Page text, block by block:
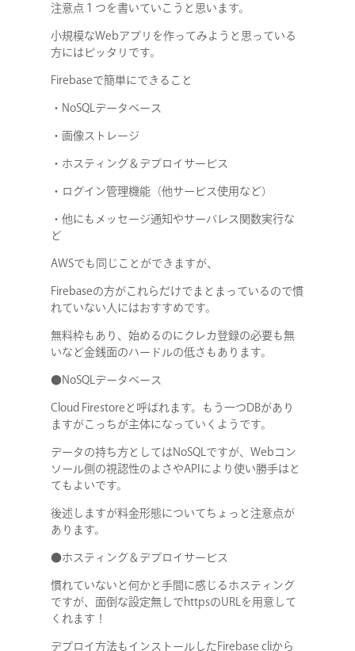
注意点１つを書いていこうと思います。
小規模なWebアプリを作ってみようと思っている
方にはピッタリです。
Firebaseで簡単にできること
・NoSQLデータベース
・画像ストレージ
・ホスティング＆デプロイサービス
・ログイン管理機能（他サービス使用など）
・他にもメッセージ通知やサーバレス関数実行な
ど
AWSでも同じことができますが、
Firebaseの方がこれらだけでまとまっているので慣
れていない人にはおすすめです。
無料枠もあり、始めるのにクレカ登録の必要も無
いなど金銭面のハードルの低さもあります。
●NoSQLデータベース
Cloud Firestoreと呼ばれます。もう一つDBがあり
ますがこっちが主体になっていくようです。
データの持ち方としてはNoSQLですが、Webコン
ソール側の視認性のよさやAPIにより使い勝手はと
てもよいです。
後述しますが料金形態についてちょっと注意点が
あります。
●ホスティング＆デプロイサービス
慣れていないと何かと手間に感じるホスティング
ですが、面倒な設定無しでhttpsのURLを用意して
くれます！
デプロイ方法もインストールしたFirebase cliから